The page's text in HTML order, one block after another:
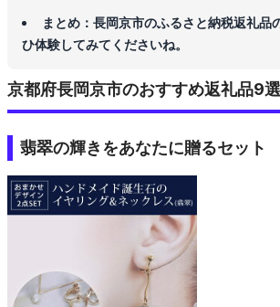
まとめ：長岡京市のふるさと納税返礼品
ひ体験してみてくださいね。
京都府長岡京市のおすすめ返礼品9選
翡翠の輝きをあなたに贈るセット